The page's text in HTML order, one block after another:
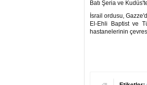
Batı Şeria ve
İsrail ordusu,
El-Ehli Baptist ve
hastanelerinin